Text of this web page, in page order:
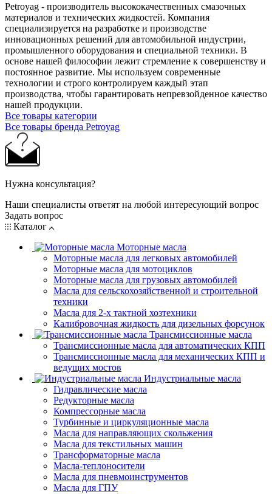
Petroyag - производитель высококачественных смазочных
материалов и технических жидкостей. Компания
специализируется на разработке и производстве
инновационных решений для автомобильной индустрии,
промышленного оборудования и специальной техники. В
основе нашей философии лежит стремление к совершенству и
постоянное развитие. Мы используем современные
технологии и строго контролируем каждый этап
производства, чтобы гарантировать непревзойденное качество
нашей продукции.
Все товары категории
Все товары бренда Petroyag
Нужна консультация?
Наши специалисты ответят на любой интересующий вопрос
Задать вопрос
Каталог
Моторные масла
Моторные масла для легковых автомобилей
Моторные масла для мотоциклов
Моторные масла для грузовых автомобилей
Масла для сельскохозяйственной и строительной
техники
Масла для 2-х тактной хозтехники
Калибровочная жидкость для дизельных форсунок
Трансмиссионные масла
Трансмиссионные масла для автоматических КПП
Трансмиссионные масла для механических КПП и
ведущих мостов
Индустриальные масла
Гидравлические масла
Редукторные масла
Компрессорные масла
Турбинные и циркуляционные масла
Масла для направляющих скольжения
Масла для текстильных машин
Трансформаторные масла
Масла-теплоносители
Масла для пневмоинструментов
Масла для ГПУ